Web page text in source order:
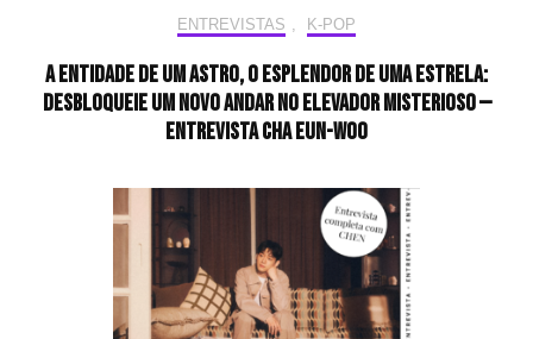
ENTREVISTAS , K-POP
A entidade de um astro, o esplendor de uma estrela:
desbloqueie um novo andar no elevador misterioso —
Entrevista CHA EUN-WOO